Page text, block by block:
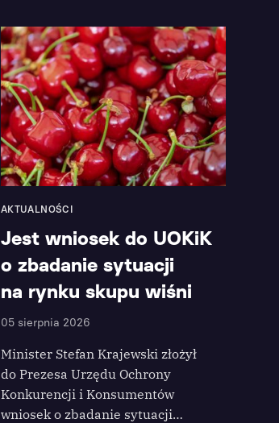
AKTUALNOŚCI
Jest wniosek do UOKiK
o zbadanie sytuacji
na rynku skupu wiśni
05 sierpnia 2026
Minister Stefan Krajewski złożył
do Prezesa Urzędu Ochrony
Konkurencji i Konsumentów
wniosek o zbadanie sytuacji…